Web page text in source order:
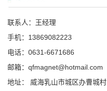
联系人：王经理
手机：13869082223
电话：0631-6671686
邮箱：qfmagnet@hotmail.com
地址： 威海乳山市城区办曹城村